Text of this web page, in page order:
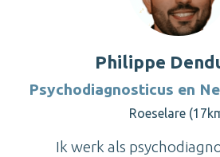
Philippe
Psychodiagnosticus en
Roeselare
Ik werk als